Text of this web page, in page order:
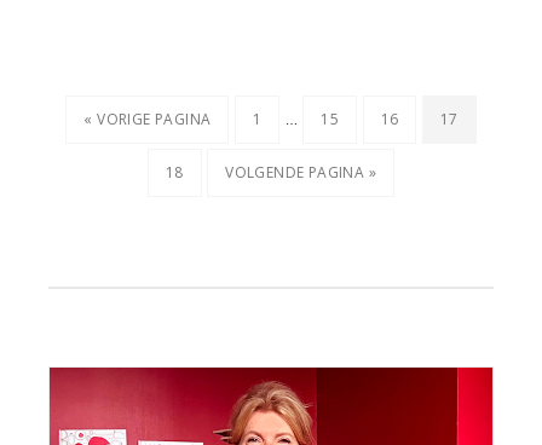
«GA
VORIGE PAGINA PAGINA
1
Interim
zijn
… PAGINA
15 PAGINA
16 PAGINA
17
PAGINA
18
GA
VOLGENDE PAGINA »